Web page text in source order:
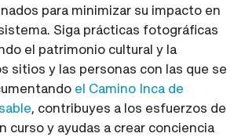
para minimizar su impacto en
Siga prácticas fotográficas
el patrimonio cultural y la
sitios y las personas con las que se
el Camino Inca de
, contribuyes a los esfuerzos de
curso y ayudas a crear conciencia